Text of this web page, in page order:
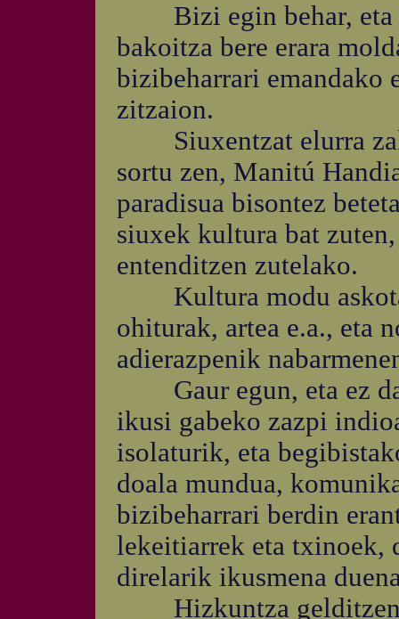
Bizi egin behar, eta
bakoitza bere erara
bizibeharrari emandako
zitzaion.
Siuxentzat elurra
sortu zen, Manitú
paradisua bisontez
siuxek kultura bat
entenditzen zutelako.
Kultura modu
ohiturak, artea e.a., eta
adierazpenik
Gaur egun, eta ez
ikusi gabeko zazpi
isolaturik, eta
doala mundua,
bizibeharrari berdin
lekeitiarrek eta txinoek,
direlarik ikusmena
Hizkuntza gelditzen